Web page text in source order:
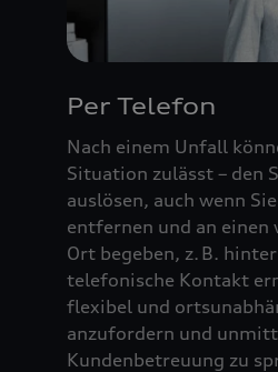
Per Telefon
Nach einem Unfall
Situation zulässt – den
auslösen, auch wenn
entfernen und an
Ort begeben, z. B.
telefonische Kontakt
flexibel und
anzufordern und
Kundenbetreuung zu